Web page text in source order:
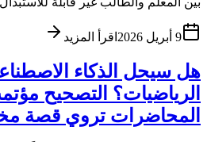
9 أبريل 2026 اقرأ المزيد
هل سيحل الذكاء
الرياضيات؟ التصحيح
المحاضرات تروي قصة